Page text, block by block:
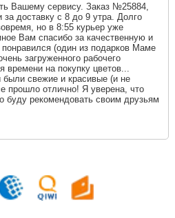
Вашему сервису. Заказ №25884,
доставку с 8 до 9 утра. Долго
но в 8:55 курьер уже
Вам спасибо за качественную и
(один из подарков Маме
загруженного рабочего
времени на покупку цветов...
были свежие и красивые (и не
прошло отлично! Я уверена, что
рекомендовать своим друзьям